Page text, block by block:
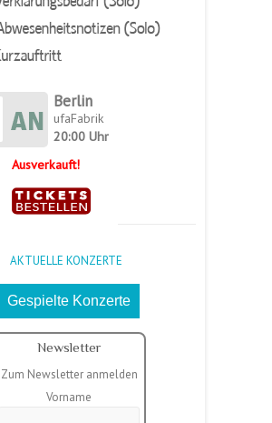
Berlin
ufaFabrik
20:00 Uhr
Ausverkauft!
AKTUELLE KONZERTE
Gespielte Konzerte
Newsletter
Zum Newsletter anmelden
Vorname